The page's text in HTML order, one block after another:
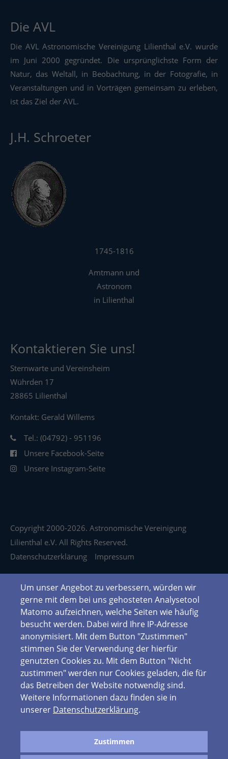
Die AVL
Die AVL Astronomische Vereinigung Lilienthal e.V. wurde
im Juni 2000 gegründet. Die ursprünglichste Form der
Natur, das Weltall, in Beobachtung, in der Fotografie, in
Veranstaltungen und in Vorträgen gemeinsam zu erleben,
ist das Ziel der AVL.
J.H. Schroeter
1745-1816
Amtmann und
Astronom
in Lilienthal
Kontaktieren Sie uns!
Sternwarte und Vereinsheim
Wührden 17
28865 Lilienthal
Kontakt: Gerald Willems
Tel.: (04792) - 951196
Unsere Facebook-Seite
Unsere Instagram-Seite
Copyright 2000-2026. Astronomische Vereinigung
Lilienthal e.V. All Rights Reserved.
Datenschutzerklärung
Impressum
Um unser Angebot zu verbessern, würden wir
gerne mit dem bei uns gehosteten Analysetool
Matomo aufzeichnen, welche Seiten wie häufig
besucht werden. Dabei wird Ihre IP-Adresse
anonymisiert. Mit dem Button "Zustimmen"
stimmen Sie der Verwendung der hierfür
genutzten Cookies zu. Mit dem Button "Nicht
zustimmen" werden nur Cookies geladen, die für
das Betreiben der Website notwendig sind.
Weitere Informationen dazu finden sie in
unserer Datenschutzerklärung.
Zustimmen